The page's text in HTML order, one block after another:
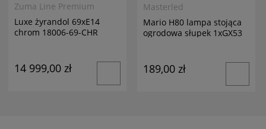
Zuma Line Premium
Luxe żyrandol 69xE14
chrom 18006-69-CHR
14 999,00 zł
Masterled
Mario H80 lampa stojąca
ogrodowa słupek 1xGX53
189,00 zł